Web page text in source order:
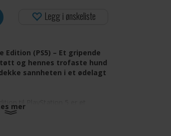
Legg i ønskeliste
Edition (PS5) – Et gripende
og hennes trofaste hund
sannheten i et ødelagt
til PlayStation 5 er et
seg i en postapokalyptisk
mer